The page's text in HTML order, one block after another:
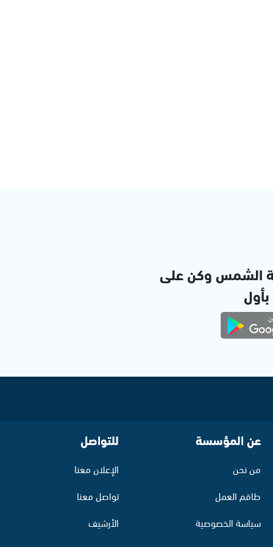
الشمس وكن على
بأول
عن المؤسسة
من نحن
طاقم العمل
سياسة الخصوصية
للتواصل
الإعلان معنا
تواصل معنا
الأرشيف